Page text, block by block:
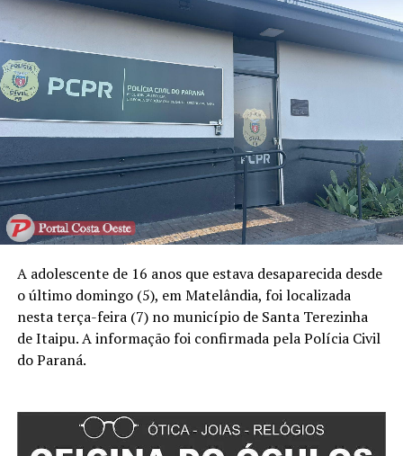
A adolescente de 16 anos que estava desaparecida desde
o último domingo (5), em Matelândia, foi localizada
nesta terça-feira (7) no município de Santa Terezinha
de Itaipu. A informação foi confirmada pela Polícia Civil
do Paraná.